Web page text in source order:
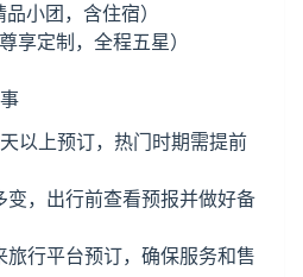
小团，含住宿）
享定制，全程五星）
以上预订，热门时期需提前
变，出行前查看预报并做好备
旅行平台预订，确保服务和售